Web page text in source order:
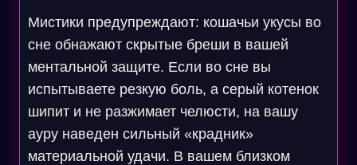
Мистики предупреждают: кошачьи укусы во
сне обнажают скрытые бреши в вашей
ментальной защите. Если во сне вы
испытываете резкую боль, а серый котенок
шипит и не разжимает челюсти, на вашу
ауру наведен сильный «крадник»
материальной удачи. В вашем близком